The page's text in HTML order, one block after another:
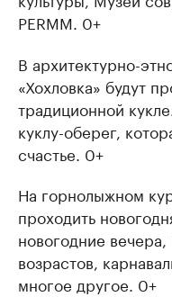
PERMM. 0+
В архитектурно-
«Хохловка» будут
традиционной
куклу-оберег,
счастье. 0+
На горнолыжном
проходить
новогодние
возрастов,
многое другое. 0+